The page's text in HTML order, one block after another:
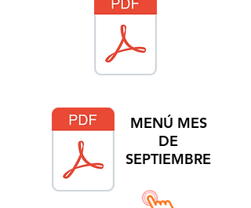
MENÚ MES
DE
SEPTIEMBRE